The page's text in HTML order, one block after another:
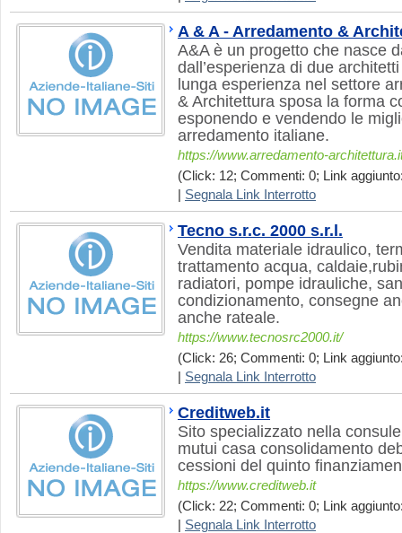
A & A - Arredamento &
A&A è un progetto che nasce
dall’esperienza di due
lunga esperienza nel settore
& Architettura sposa la forma
esponendo e vendendo le
arredamento italiane.
https://www.arredamento-
(Click: 12; Commenti: 0; Link
Segnala Link Interrotto
Tecno s.r.c. 2000 s.r.l.
Vendita materiale idraulico,
trattamento acqua,
radiatori, pompe idrauliche,
condizionamento, consegne
anche rateale.
https://www.tecnosrc2000.it/
(Click: 26; Commenti: 0; Link
Segnala Link Interrotto
Creditweb.it
Sito specializzato nella
mutui casa consolidamento
cessioni del quinto
https://www.creditweb.it
(Click: 22; Commenti: 0; Link
Segnala Link Interrotto